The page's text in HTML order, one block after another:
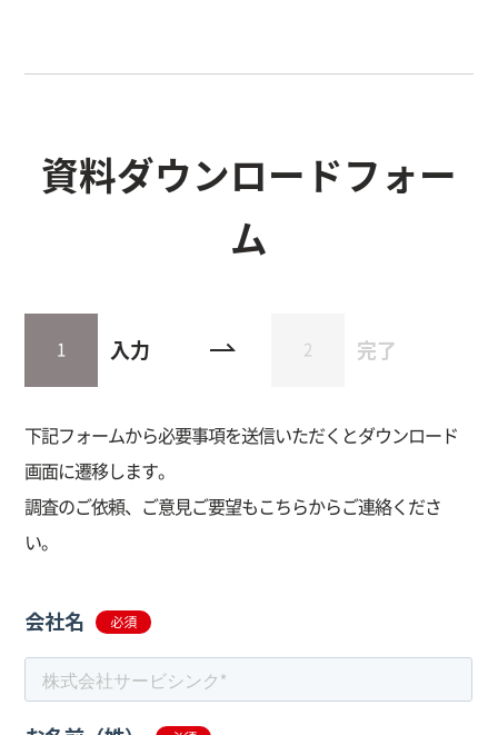
資料ダウンロードフォー
ム
1 入力 2 完了
下記フォームから必要事項を送信いただくとダウンロード
画面に遷移します。
調査のご依頼、ご意見ご要望もこちらからご連絡くださ
い。